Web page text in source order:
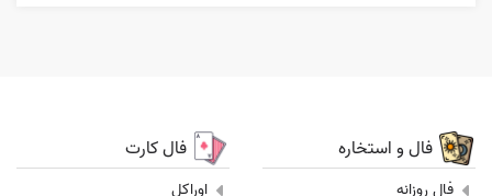
فال و استخاره
فال روزانه
فال کارت
اوراکل